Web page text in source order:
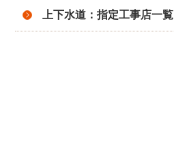
上下水道：指定工事店一覧